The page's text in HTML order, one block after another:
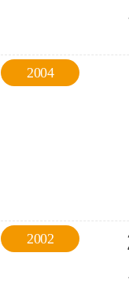
2004
2002